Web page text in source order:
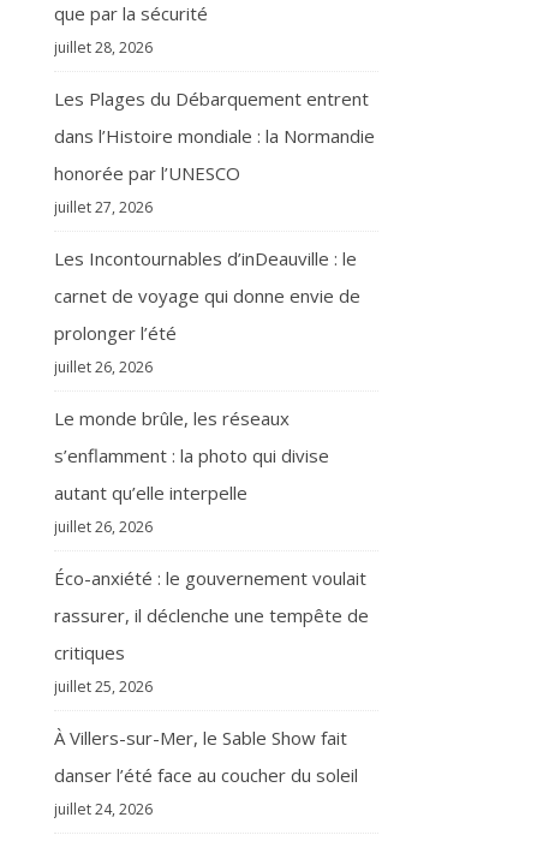
que par la sécurité
juillet 28, 2026
Les Plages du Débarquement entrent
dans l’Histoire mondiale : la Normandie
honorée par l’UNESCO
juillet 27, 2026
Les Incontournables d’inDeauville : le
carnet de voyage qui donne envie de
prolonger l’été
juillet 26, 2026
Le monde brûle, les réseaux
s’enflamment : la photo qui divise
autant qu’elle interpelle
juillet 26, 2026
Éco-anxiété : le gouvernement voulait
rassurer, il déclenche une tempête de
critiques
juillet 25, 2026
À Villers-sur-Mer, le Sable Show fait
danser l’été face au coucher du soleil
juillet 24, 2026